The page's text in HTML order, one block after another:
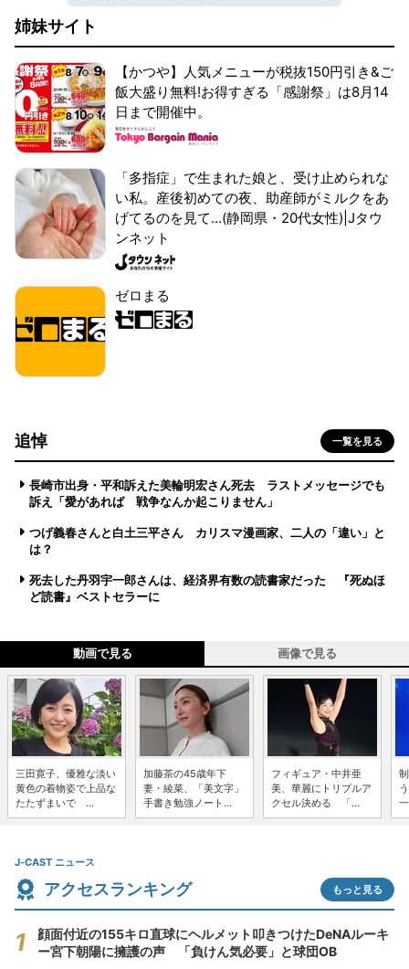
姉妹サイト
【かつや】人気メニューが税抜150円引き&ご
飯大盛り無料!お得すぎる「感謝祭」は8月14
日まで開催中。
「多指症」で生まれた娘と、受け止められな
い私。産後初めての夜、助産師がミルクをあ
げてるのを見て...(静岡県・20代女性)|Jタウ
ンネット
ゼロまる
追悼 一覧を見る
長崎市出身・平和訴えた美輪明宏さん死去 ラストメッセージでも
訴え「愛があれば 戦争なんか起こりません」
つげ義春さんと白土三平さん カリスマ漫画家、二人の「違い」と
は？
死去した丹羽宇一郎さんは、経済界有数の読書家だった 『死ぬほ
ど読書』ベストセラーに
動画で見る 画像で見る
三田寛子、優雅な淡い
黄色の着物姿で上品な
たたずまいで ...
加藤茶の45歳年下
妻・綾菜、「美文字」
手書き勉強ノート...
フィギュア・中井亜
美、華麗にトリプルア
クセル決める 「...
J-CAST ニュース
アクセスランキング もっと見る
顔面付近の155キロ直球にヘルメット叩きつけたDeNAルーキ
ー宮下朝陽に擁護の声 「負けん気必要」と球団OB